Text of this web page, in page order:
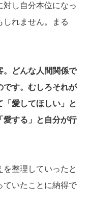
対し自分本位になっ
しれません。まる
。どんな人間関係で
です。むしろそれが
愛してほしい」と
愛する」と自分が行
整理していったと
ていたことに納得で